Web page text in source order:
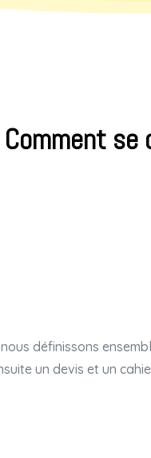
Comment
définissons
un devis et un